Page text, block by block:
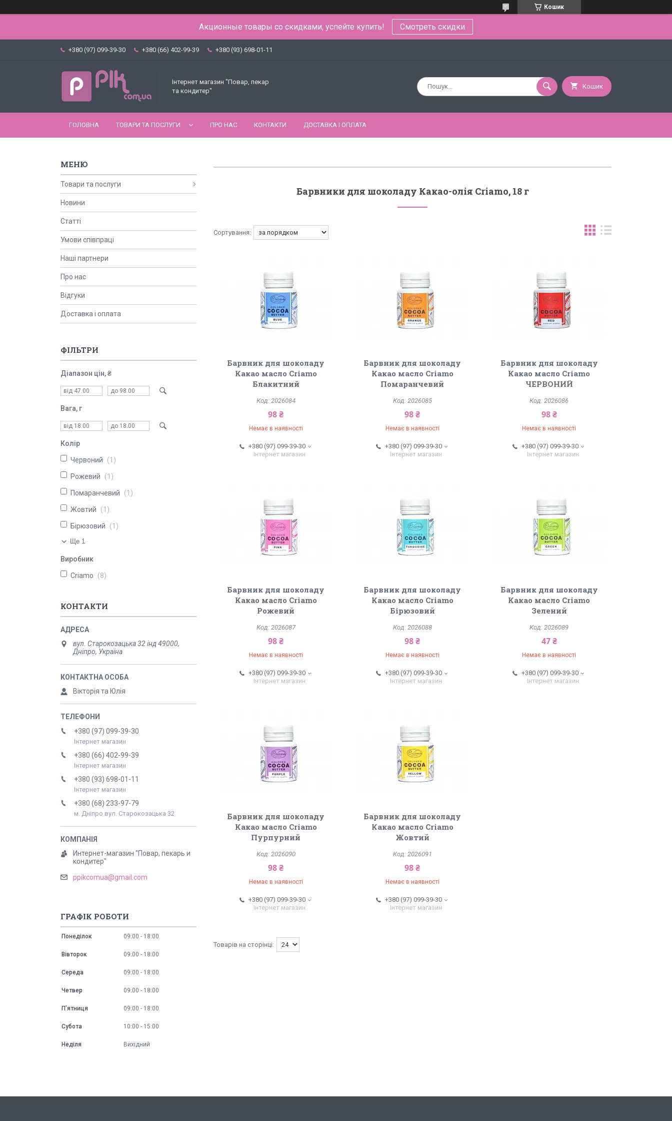
Кошик
Акционные товары со скидками, успейте купить! Смотреть скидки
+380 (97) 099-39-30 +380 (66) 402-99-39 +380 (93) 698-01-11
Інтернет магазин "Повар, пекар
та кондитер"
Кошик
ГОЛОВНА ТОВАРИ ТА ПОСЛУГИ ПРО НАС КОНТАКТИ ДОСТАВКА І ОПЛАТА
Барвники для шоколаду Какао-олія Criamo, 18 г
Барвник для шоколаду
Какао масло Criamo
Блакитний
2026084
98 ₴
Немає в наявності
+380 (97) 099-39-30
Інтернет магазин
Барвник для шоколаду
Какао масло Criamo
Помаранчевий
2026085
98 ₴
Немає в наявності
+380 (97) 099-39-30
Інтернет магазин
Барвник для шоколаду
Какао масло Criamo
ЧЕРВОНИЙ
2026086
98 ₴
Немає в наявності
+380 (97) 099-39-30
Інтернет магазин
Барвник для шоколаду
Какао масло Criamo
Рожевий
2026087
98 ₴
Немає в наявності
+380 (97) 099-39-30
Інтернет магазин
Барвник для шоколаду
Какао масло Criamo
Бірюзовий
2026088
98 ₴
Немає в наявності
+380 (97) 099-39-30
Інтернет магазин
Барвник для шоколаду
Какао масло Criamo
Зелений
2026089
47 ₴
Немає в наявності
+380 (97) 099-39-30
Інтернет магазин
Барвник для шоколаду
Какао масло Criamo
Пурпурний
2026090
98 ₴
Немає в наявності
+380 (97) 099-39-30
Інтернет магазин
Барвник для шоколаду
Какао масло Criamo
Жовтий
2026091
98 ₴
Немає в наявності
+380 (97) 099-39-30
Інтернет магазин
Товари та послуги
Новини
Статті
Умови співпраці
Наші партнери
Про нас
Відгуки
Доставка і оплата
ФІЛЬТРИ
Діапазон цін, ₴
Вага, г
Колір
Червоний 1
Рожевий 1
Помаранчевий 1
Жовтий 1
Бірюзовий 1
Ще 1
Виробник
Criamo 8
КОНТАКТИ
вул. Старокозацька 32 інд 49000,
Дніпро, Україна
Вікторія та Юлія
+380 (97) 099-39-30
Інтернет магазин
+380 (66) 402-99-39
Інтернет магазин
+380 (93) 698-01-11
Інтернет магазин
+380 (68) 233-97-79
м. Дніпро вул. Старокозацька 32
Интернет-магазин "Повар, пекарь и
кондитер"
ppikcomua@gmail.com
ГРАФІК РОБОТИ
Понеділок 09:00 18:00
Вівторок 09:00 18:00
Середа 09:00 18:00
Четвер 09:00 18:00
Пʼятниця 09:00 18:00
Субота 10:00 15:00
Неділя Вихідний